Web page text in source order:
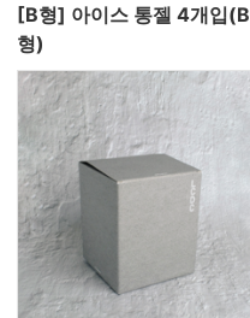
[B형] 아이스 통젤 4개입(B
형)